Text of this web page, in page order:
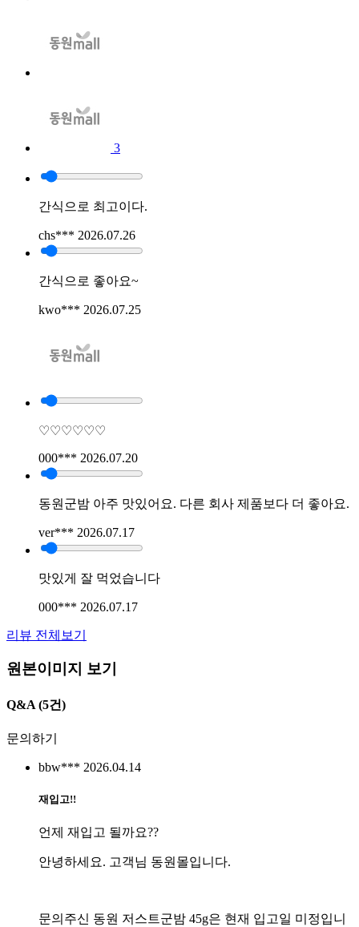
3
간식으로 최고이다.
chs*** 2026.07.26
간식으로 좋아요~
kwo*** 2026.07.25
♡♡♡♡♡♡
000*** 2026.07.20
동원군밤 아주 맛있어요. 다른 회사 제품보다 더 좋아요.
ver*** 2026.07.17
맛있게 잘 먹었습니다
000*** 2026.07.17
리뷰 전체보기
원본이미지 보기
Q&A (5건)
문의하기
bbw*** 2026.04.14
재입고!!
언제 재입고 될까요??
안녕하세요. 고객님 동원몰입니다.
문의주신 동원 저스트군밤 45g은 현재 입고일 미정입니